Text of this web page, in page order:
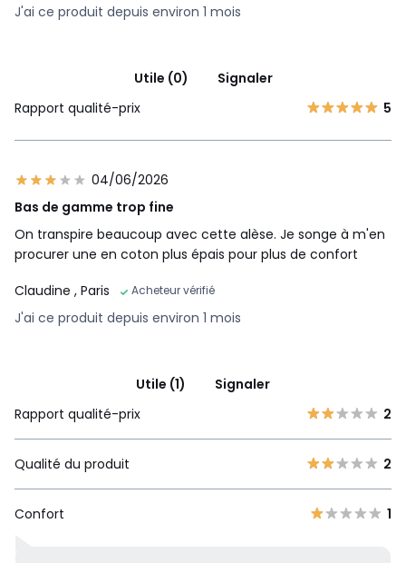
J'ai ce produit depuis environ 1 mois
Utile (0)
Signaler
Rapport qualité-prix
5
04/06/2026
Bas de gamme trop fine
On transpire beaucoup avec cette alèse. Je songe à m'en
procurer une en coton plus épais pour plus de confort
Claudine , Paris Acheteur vérifié
J'ai ce produit depuis environ 1 mois
Utile (1)
Signaler
Rapport qualité-prix
2
Qualité du produit 2
Confort 1